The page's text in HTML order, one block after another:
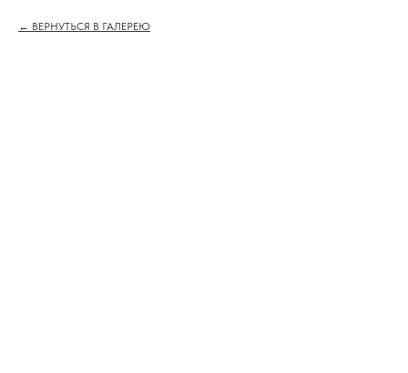
ВЕРНУТЬСЯ В ГАЛЕРЕЮ